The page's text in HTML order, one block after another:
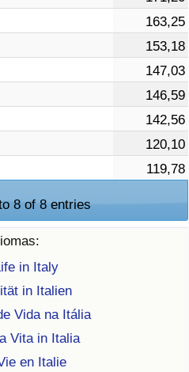
163,25
153,18
147,03
146,59
142,56
120,10
119,78
8 of 8 entries
in Italy
in Italien
Vida na Itália
Vita in Italia
en Italie